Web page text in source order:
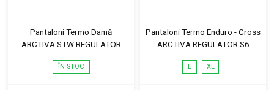
Pantaloni Termo Damă
ARCTIVA STW REGULATOR
ÎN STOC
Pantaloni Termo Enduro - Cross
ARCTIVA REGULATOR S6
L XL